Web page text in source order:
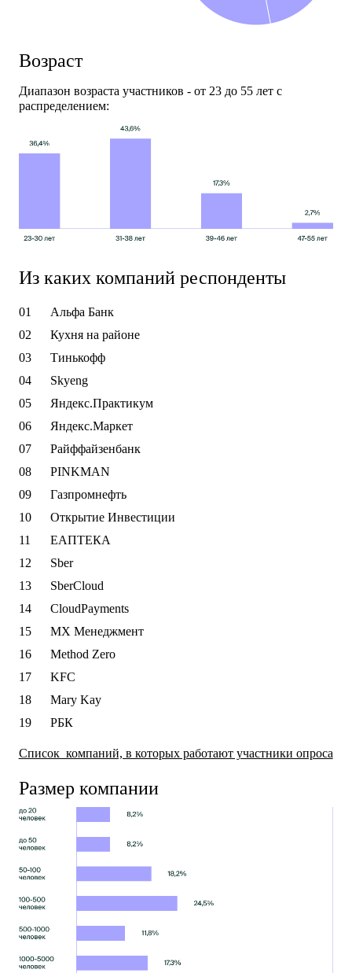
Возраст
Диапазон возраста участников - от 23 до 55 лет с
распределением:
Из каких компаний респонденты
Альфа Банк
Кухня на районе
Тинькофф
Skyeng
Яндекс.Практикум
Яндекс.Маркет
Райффайзенбанк
PINKMAN
Газпромнефть
Открытие Инвестиции
ЕАПТЕКА
Sber
SberCloud
CloudPayments
МХ Менеджмент
Method Zero
KFC
Mary Kay
РБК
Список компаний, в которых работают участники опроса
Размер компании